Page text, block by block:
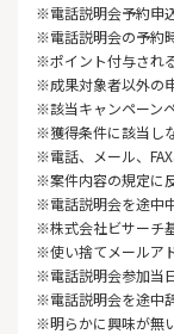
※電話説明会予約申
※電話説明会の予約
※ポイント付与され
※成果対象者以外の
※該当キャンペーン
※獲得条件に該当し
※電話、メール、
※案件内容の規定に
※電話説明会を途中
※株式会社ビサーチ
※使い捨てメールア
※電話説明会参加当
※電話説明会を途中
※明らかに興味が無